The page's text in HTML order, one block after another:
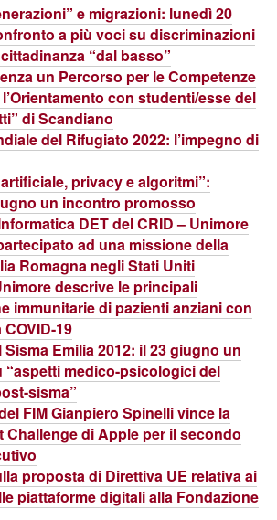
e migrazioni: lunedì 20
a più voci su discriminazioni
“dal basso”
un Percorso per le Competenze
con studenti/esse del
di Scandiano
del Rifugiato 2022: l’impegno di
privacy e algoritmi”:
un incontro promosso
DET del CRID – Unimore
ad una missione della
Romagna negli Stati Uniti
descrive le principali
immunitarie di pazienti anziani con
19
Sisma Emilia 2012: il 23 giugno un
“aspetti medico-psicologici del
sisma”
FIM Gianpiero Spinelli vince la
Challenge di Apple per il secondo
proposta di Direttiva UE relativa ai
piattaforme digitali alla Fondazione